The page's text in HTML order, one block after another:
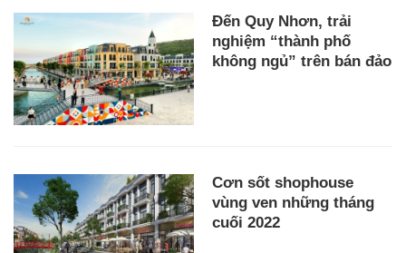
Đến Quy Nhơn, trải
nghiệm “thành phố
không ngủ” trên bán đảo
Cơn sốt shophouse
vùng ven những tháng
cuối 2022